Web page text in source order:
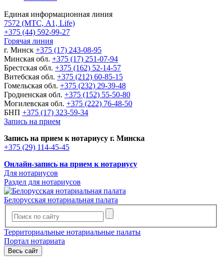
Единая информационная линия
7572 (МТС, A1, Life)
+375 (44) 592-99-27
Горячая линия
г. Минск +375 (17) 243-08-95
Минская обл. +375 (17) 251-07-94
Брестская обл. +375 (162) 52-14-57
Витебская обл. +375 (212) 60-85-15
Гомельская обл. +375 (232) 29-39-48
Гродненская обл. +375 (152) 55-50-80
Могилевская обл. +375 (222) 76-48-50
БНП +375 (17) 323-59-34
Запись на прием
Запись на прием к нотариусу г. Минска
+375 (29) 114-45-45
Онлайн-запись на прием к нотариусу
Для нотариусов
Раздел для нотариусов
Белорусская нотариальная палата
Территориальные нотариальные палаты
Портал нотариата
Весь сайт